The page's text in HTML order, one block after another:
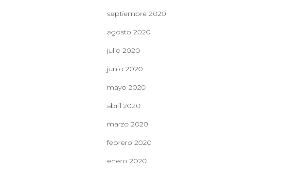
septiembre 2020
agosto 2020
julio 2020
junio 2020
mayo 2020
abril 2020
marzo 2020
febrero 2020
enero 2020